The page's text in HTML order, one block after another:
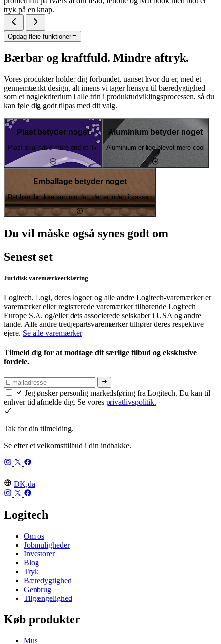
tryk på en knap.
Opdag flere funktioner
Bærbar og kraftfuld. Mindre aftryk.
Vores produkter holder dig forbundet, uanset hvor du er, med et
gennemtænkt design, alt imens vi tager hensyn til bæredygtighed
som et nøglekriterium i alle trin i produktudviklingsprocessen, så du
kan føle dig godt tilpas med dit valg.
Plast betyder noget
Plast skal have mere end et liv.
Aluminium betyder noget
Aluminium er lige blevet mere cool
Emballage betyder noget
Det handler ikke kun om det, der er inden i kassen
Du vil måske også synes godt om
Senest set
Juridisk varemærkeerklæring
Logitech, Logi, deres logoer og alle andre Logitech-varemærker er
varemærker eller registrerede varemærker tilhørende Logitech
Europe S.A. og/eller dets associerede selskaber i USA og andre
lande. Alle andre tredjepartsvaremærker tilhører deres respektive
ejere. Se alle varemærker
Tilmeld dig for at modtage dit særlige tilbud og eksklusive
fordele.
Jeg ønsker personlig markedsføring fra Logitech. Du kan til
enhver tid afmelde dig. Se vores privatlivspolitik.
Tak for din tilmelding.
Se efter et velkomsttilbud i din indbakke.
DK,da
Logitech
Om os
Jobmuligheder
Investorer
Blog
Tryk
Bæredygtighed
Genbrug
Tilgængelighed
Køb produkter
Mus